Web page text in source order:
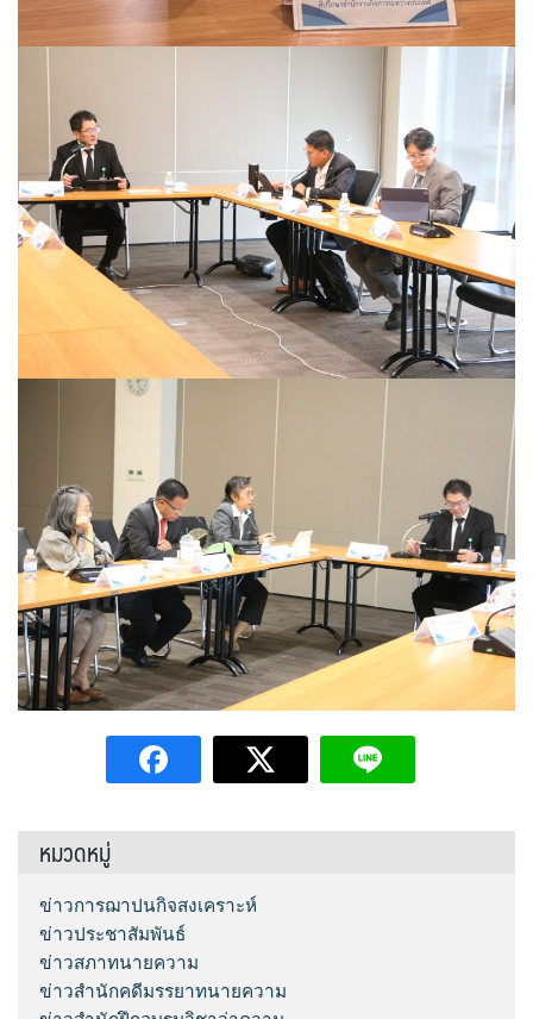
หมวดหมู่
ข่าวการฌาปนกิจสงเคราะห์
ข่าวประชาสัมพันธ์
ข่าวสภาทนายความ
ข่าวสำนักคดีมรรยาทนายความ